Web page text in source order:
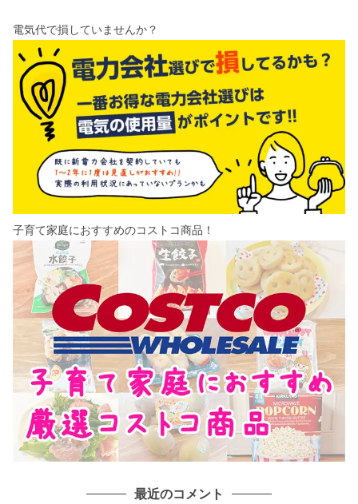
電気代で損していませんか？
子育て家庭におすすめのコストコ商品！
最近のコメント